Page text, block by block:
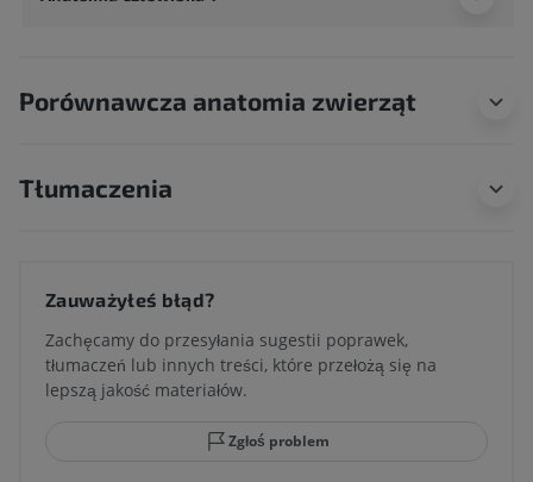
Porównawcza anatomia zwierząt
Tłumaczenia
Zauważyłeś błąd?
Zachęcamy do przesyłania sugestii poprawek,
tłumaczeń lub innych treści, które przełożą się na
lepszą jakość materiałów.
Zgłoś problem